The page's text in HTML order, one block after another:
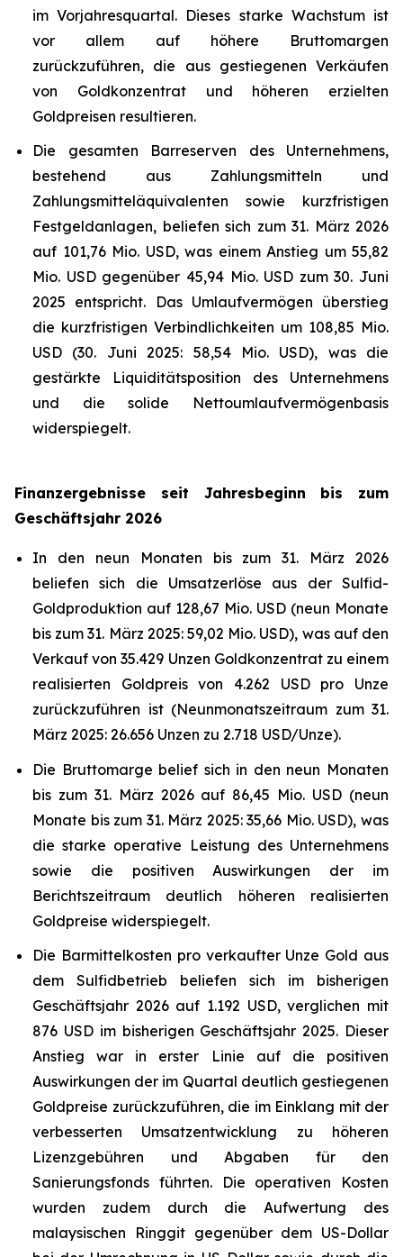
im Vorjahresquartal. Dieses starke Wachstum ist
vor allem auf höhere Bruttomargen
zurückzuführen, die aus gestiegenen Verkäufen
von Goldkonzentrat und höheren erzielten
Goldpreisen resultieren.
Die gesamten Barreserven des Unternehmens,
bestehend aus Zahlungsmitteln und
Zahlungsmitteläquivalenten sowie kurzfristigen
Festgeldanlagen, beliefen sich zum 31. März 2026
auf 101,76 Mio. USD, was einem Anstieg um 55,82
Mio. USD gegenüber 45,94 Mio. USD zum 30. Juni
2025 entspricht. Das Umlaufvermögen überstieg
die kurzfristigen Verbindlichkeiten um 108,85 Mio.
USD (30. Juni 2025: 58,54 Mio. USD), was die
gestärkte Liquiditätsposition des Unternehmens
und die solide Nettoumlaufvermögenbasis
widerspiegelt.
Finanzergebnisse seit Jahresbeginn bis zum
Geschäftsjahr 2026
In den neun Monaten bis zum 31. März 2026
beliefen sich die Umsatzerlöse aus der Sulfid-
Goldproduktion auf 128,67 Mio. USD (neun Monate
bis zum 31. März 2025: 59,02 Mio. USD), was auf den
Verkauf von 35.429 Unzen Goldkonzentrat zu einem
realisierten Goldpreis von 4.262 USD pro Unze
zurückzuführen ist (Neunmonatszeitraum zum 31.
März 2025: 26.656 Unzen zu 2.718 USD/Unze).
Die Bruttomarge belief sich in den neun Monaten
bis zum 31. März 2026 auf 86,45 Mio. USD (neun
Monate bis zum 31. März 2025: 35,66 Mio. USD), was
die starke operative Leistung des Unternehmens
sowie die positiven Auswirkungen der im
Berichtszeitraum deutlich höheren realisierten
Goldpreise widerspiegelt.
Die Barmittelkosten pro verkaufter Unze Gold aus
dem Sulfidbetrieb beliefen sich im bisherigen
Geschäftsjahr 2026 auf 1.192 USD, verglichen mit
876 USD im bisherigen Geschäftsjahr 2025. Dieser
Anstieg war in erster Linie auf die positiven
Auswirkungen der im Quartal deutlich gestiegenen
Goldpreise zurückzuführen, die im Einklang mit der
verbesserten Umsatzentwicklung zu höheren
Lizenzgebühren und Abgaben für den
Sanierungsfonds führten. Die operativen Kosten
wurden zudem durch die Aufwertung des
malaysischen Ringgit gegenüber dem US-Dollar